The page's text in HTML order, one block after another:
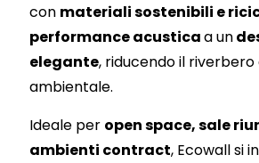
con materiali sostenibili e
performance acusticaa un
elegante, riducendo il
ambientale.
Ideale per open space, sale
ambienti contract, Ecowall si